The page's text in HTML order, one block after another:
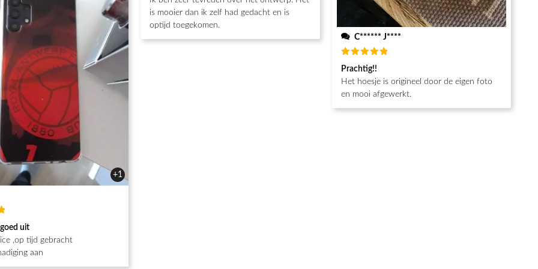
+1
uit
,op tijd gebracht
aan
5van de 5
is mooier dan ik zelf had gedacht en is
optijd toegekomen.
C****** J****
Beoordeeld
5 van de 5
Prachtig!!
Het hoesje is origineel door de eigen foto
en mooi afgewerkt.